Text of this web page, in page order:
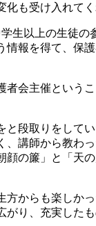
も受け入れてく
生以上の生徒の
報を得て、保
会主催という
段取りをして
講師から教わ
の簾」と「天
からも楽しか
り、充実した